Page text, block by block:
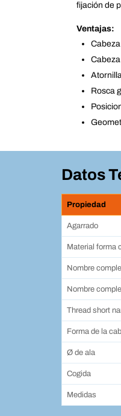
fijación de
Ventajas:
Rosca
Datos
Propiedad
Agarrado
Material forma
Nombre
Nombre
Thread short
Forma de la
Ø de ala
Cogida
Medidas